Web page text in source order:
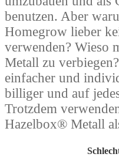
benutzen. Aber
Homegrow lieber
verwenden? Wieso
Metall zu
einfacher und
billiger und auf
Trotzdem
Hazelbox® Metall